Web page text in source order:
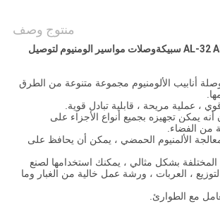
منتوج وصف
وصلات مواسير الومنيوم لتوصيل
أنابيب الألومنيوم مجموعة متنوعة من الطرق
يمكن تجهيزه بجميع أنواع الأجزاء على
من الفضاء.
الألمنيوم الحمضي ، يمكن أن يحافظ على
المختلفة بشكل مثالي ، يمكنك استخدامها لصنع
، العربات ، ورشة عمل خالية من الغبار وما